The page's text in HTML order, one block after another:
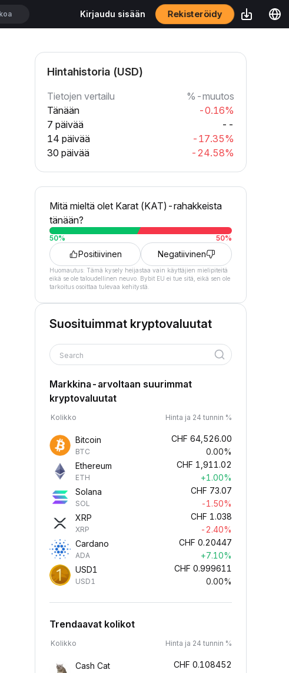
Kirjaudu sisään Rekisteröidy
Hintahistoria (USD)
Tietojen vertailu
%-muutos
Tänään
-0.16%
7 päivää
--
14 päivää
-17.35%
30 päivää
-24.58%
Mitä mieltä olet Karat (KAT)-rahakkeista
tänään?
50% 50%
Positiivinen Negatiivinen
Huomautus: Tämä kysely heijastaa vain käyttäjien mielipiteitä
eikä se ole taloudellinen neuvo. Bybit EU ei tue sitä, eikä sen ole
tarkoitus osoittaa tulevaa kehitystä.
Suosituimmat kryptovaluutat
Search
Markkina-arvoltaan suurimmat
kryptovaluutat
Kolikko Hinta ja 24 tunnin %
Bitcoin
BTC
CHF 64,526.00
0.00%
Ethereum
ETH
CHF 1,911.02
+1.00%
Solana
SOL
CHF 73.07
-1.50%
XRP
XRP
CHF 1.038
-2.40%
Cardano
ADA
CHF 0.20447
+7.10%
USD1
USD1
CHF 0.999611
0.00%
Trendaavat kolikot
Kolikko Hinta ja 24 tunnin %
Cash Cat CHF 0.108452